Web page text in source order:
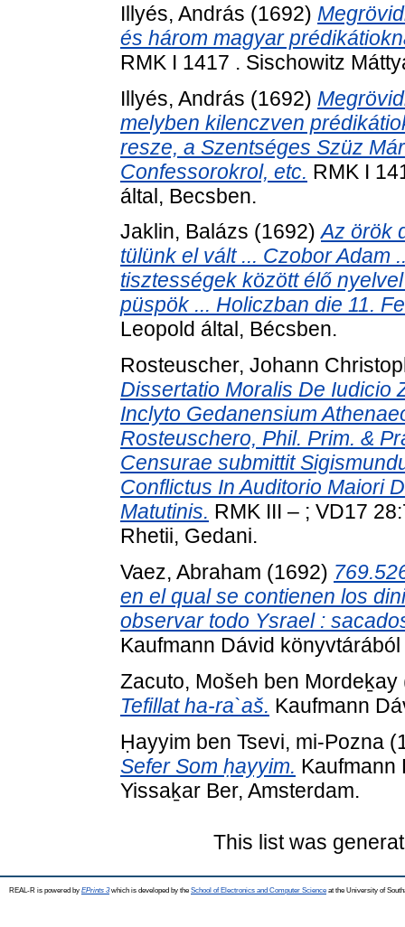
Illyés, András (1692)
és három magyar
RMK I 1417 . Sischowitz
Illyés, András (1692)
melyben kilenczven
resze, a Szentséges Szüz
Confessorokrol, etc. RMK I
által, Becsben.
Jaklin, Balázs (1692)Az örök
tülünk el vált ... Czobor Adam
tisztességek között élő
püspök ... Holiczban die 11.
Leopold által, Bécsben.
Rosteuscher, Johann
Dissertatio Moralis De Iudicio
Inclyto Gedanensium
Rosteuschero, Phil. Prim. &
Censurae submittit
Conflictus In Auditorio Maiori
Matutinis. RMK III – ; VD17
Rhetii, Gedani.
Vaez, Abraham (1692)
en el qual se contienen los
observar todo Ysrael :
Kaufmann Dávid könyvtárából
Zacuto, Mošeh ben Mordeḵay
Tefillat ha-ra`aš. Kaufmann
Ḥayyim ben Tsevi, mi-Pozna
Sefer Som ḥayyim. Kaufmann
Yissaḵar Ber, Amsterdam.
This list was
REAL-R is powered by EPrints 3which is developed by the School of Electronics and Computer Science at the University of